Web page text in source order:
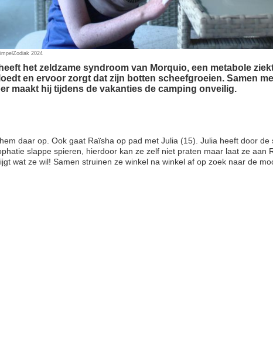
2024
het zeldzame syndroom van Morquio, een metabole
en ervoor zorgt dat zijn botten scheefgroeien. Samen
maakt hij tijdens de vakanties de camping onveilig.
daar op. Ook gaat Raïsha op pad met Julia (15). Julia heeft door de
slappe spieren, hierdoor kan ze zelf niet praten maar laat ze aan
wat ze wil! Samen struinen ze winkel na winkel af op zoek naar de